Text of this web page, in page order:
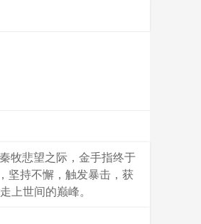
牧悲望之际，金手指终于
坚持不懈，触发暴击，获
上世间的巅峰。